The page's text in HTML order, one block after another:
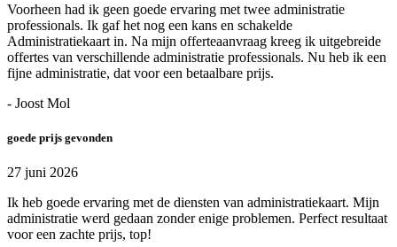
Voorheen had ik geen goede ervaring met twee administratie
professionals. Ik gaf het nog een kans en schakelde
Administratiekaart in. Na mijn offerteaanvraag kreeg ik uitgebreide
offertes van verschillende administratie professionals. Nu heb ik een
fijne administratie, dat voor een betaalbare prijs.
- Joost Mol
goede prijs gevonden
27 juni 2026
Ik heb goede ervaring met de diensten van administratiekaart. Mijn
administratie werd gedaan zonder enige problemen. Perfect resultaat
voor een zachte prijs, top!